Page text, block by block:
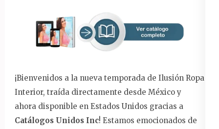
¡Bienvenidos a la nueva temporada de Ilusión Ropa
Interior, traída directamente desde México y
ahora disponible en Estados Unidos gracias a
Catálogos Unidos Inc! Estamos emocionados de